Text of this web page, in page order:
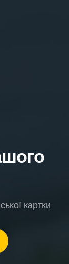
картки